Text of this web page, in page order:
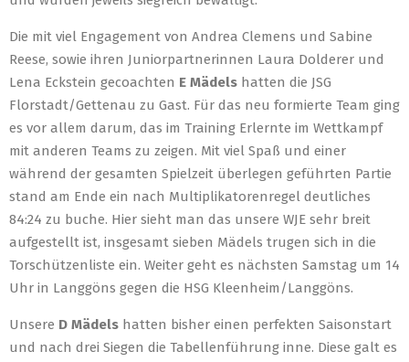
Die mit viel Engagement von Andrea Clemens und Sabine
Reese, sowie ihren Juniorpartnerinnen Laura Dolderer und
Lena Eckstein gecoachten E Mädels hatten die JSG
Florstadt/Gettenau zu Gast. Für das neu formierte Team ging
es vor allem darum, das im Training Erlernte im Wettkampf
mit anderen Teams zu zeigen. Mit viel Spaß und einer
während der gesamten Spielzeit überlegen geführten Partie
stand am Ende ein nach Multiplikatorenregel deutliches
84:24 zu buche. Hier sieht man das unsere WJE sehr breit
aufgestellt ist, insgesamt sieben Mädels trugen sich in die
Torschützenliste ein. Weiter geht es nächsten Samstag um 14
Uhr in Langgöns gegen die HSG Kleenheim/Langgöns.
Unsere D Mädels hatten bisher einen perfekten Saisonstart
und nach drei Siegen die Tabellenführung inne. Diese galt es